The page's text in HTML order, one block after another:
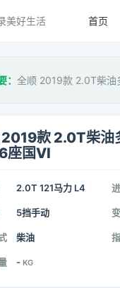
美好生活 首页
： 全顺 2019款 2.0T柴油
款 2.0T柴油
座国VI
2.0T 121马力 L4
5挡手动
柴油
- KG